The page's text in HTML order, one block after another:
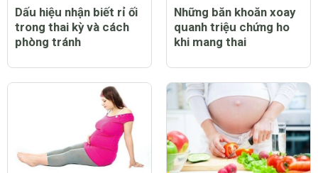
Dấu hiệu nhận biết rỉ ối
trong thai kỳ và cách
phòng tránh
Những băn khoăn xoay
quanh triệu chứng ho
khi mang thai